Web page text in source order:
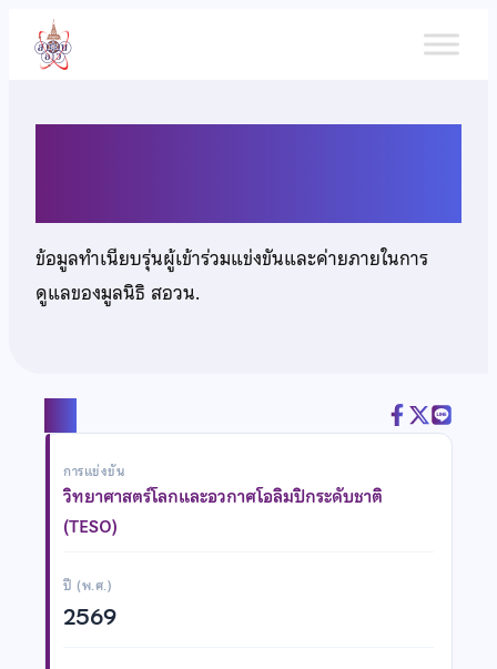
เนื้อหา
ข้อมูลทำเนียบรุ่นผู้เข้าร่วมแข่งขันและค่ายภายในการ
ดูแลของมูลนิธิ สอวน.
การแข่งขัน
วิทยาศาสตร์โลกและอวกาศโอลิมปิกระดับชาติ
(TESO)
ปี (พ.ศ.)
2569